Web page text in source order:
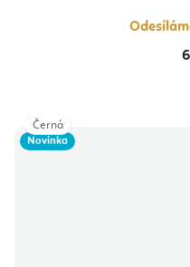
Novinka
Černá